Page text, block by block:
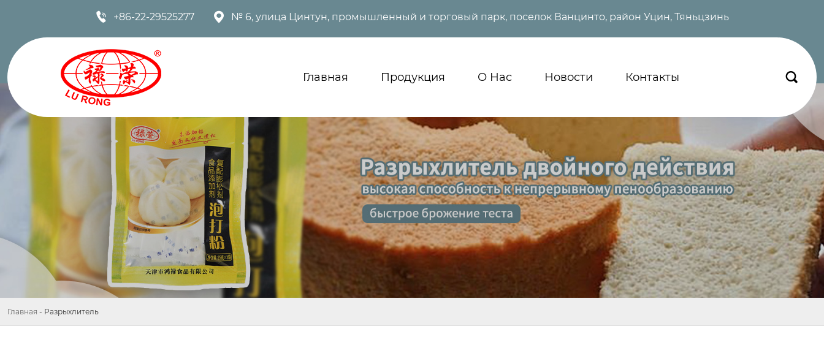
 +86-22-29525277  № 6, улица Цинтун, промышленный и торговый парк, поселок Ванцинто, район Уцин, Тяньцзинь
Главная Продукция О Нас Новости Контакты 
Главная - Разрыхлитель